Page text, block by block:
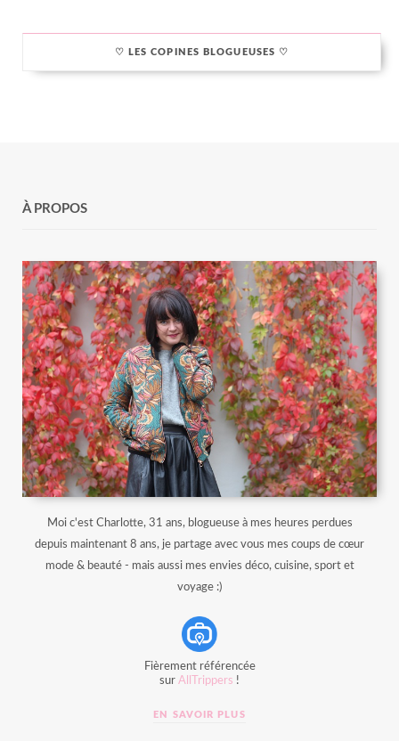
♡ LES COPINES BLOGUEUSES ♡
À PROPOS
Moi c'est Charlotte, 31 ans, blogueuse à mes heures perdues
depuis maintenant 8 ans, je partage avec vous mes coups de cœur
mode & beauté - mais aussi mes envies déco, cuisine, sport et
voyage :)
Fièrement référencée
sur AllTrippers !
EN SAVOIR PLUS